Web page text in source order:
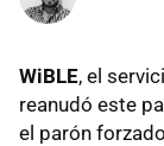
WiBLE, el
reanudó este
el parón